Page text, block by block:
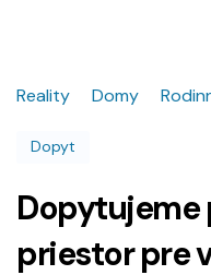
Reality Domy
Dopyt
Dopytujeme
priestor pre